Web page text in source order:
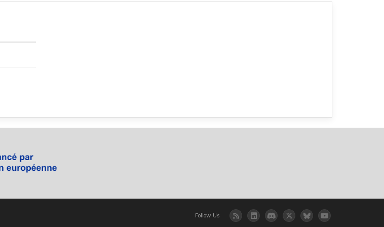
Follow Us